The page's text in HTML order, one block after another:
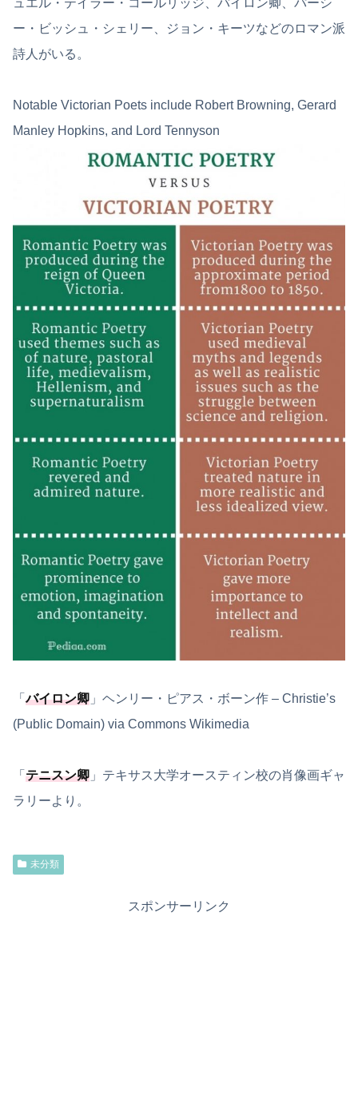
ー・ビッシュ・シェリー、ジョン・キーツなどのロマン派
詩人がいる。
Notable Victorian Poets include Robert Browning, Gerard
Manley Hopkins, and Lord Tennyson
「バイロン卿 」ヘンリー・ピアス・ボーン作 – Christie’s
(Public Domain) via Commons Wikimedia
「 テニスン卿 」テキサス大学オースティン校の肖像画ギャ
ラリーより。
未分類
スポンサーリンク